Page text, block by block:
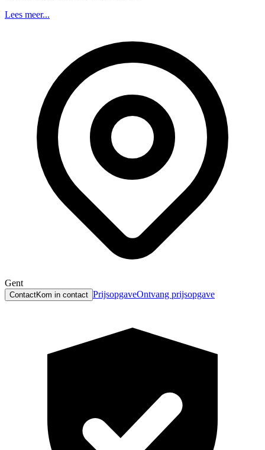
Lees meer...
Gent
ContactKom in contact PrijsopgaveOntvang prijsopgave